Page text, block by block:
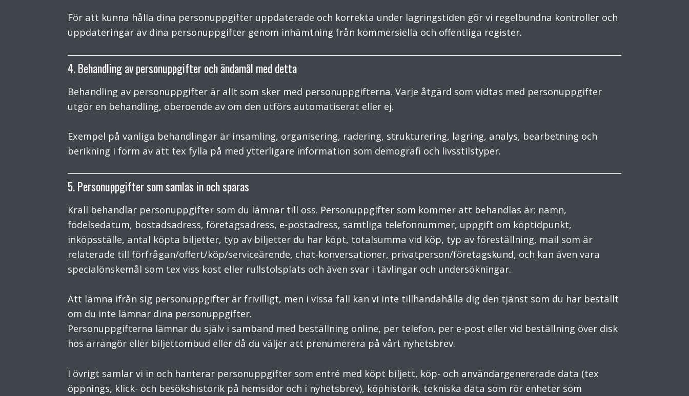
För att kunna hålla dina personuppgifter uppdaterade och korrekta under lagringstiden gör vi regelbundna kontroller och
uppdateringar av dina personuppgifter genom inhämtning från kommersiella och offentliga register.
4. Behandling av personuppgifter och ändamål med detta
Behandling av personuppgifter är allt som sker med personuppgifterna. Varje åtgärd som vidtas med personuppgifter
utgör en behandling, oberoende av om den utförs automatiserat eller ej.
Exempel på vanliga behandlingar är insamling, organisering, radering, strukturering, lagring, analys, bearbetning och
berikning i form av att tex fylla på med ytterligare information som demografi och livsstilstyper.
5. Personuppgifter som samlas in och sparas
Krall behandlar personuppgifter som du lämnar till oss. Personuppgifter som kommer att behandlas är: namn,
födelsedatum, bostadsadress, företagsadress, e-postadress, samtliga telefonnummer, uppgift om köptidpunkt,
inköpsställe, antal köpta biljetter, typ av biljetter du har köpt, totalsumma vid köp, typ av föreställning, mail som är
relaterade till förfrågan/offert/köp/serviceärende, chat-konversationer, privatperson/företagskund, och kan även vara
specialönskemål som tex viss kost eller rullstolsplats och även svar i tävlingar och undersökningar.
Att lämna ifrån sig personuppgifter är frivilligt, men i vissa fall kan vi inte tillhandahålla dig den tjänst som du har beställt
om du inte lämnar dina personuppgifter.
Personuppgifterna lämnar du själv i samband med beställning online, per telefon, per e-post eller vid beställning över disk
hos arrangör eller biljettombud eller då du väljer att prenumerera på vårt nyhetsbrev.
I övrigt samlar vi in och hanterar personuppgifter som entré med köpt biljett, köp- och användargenererade data (tex
öppnings, klick- och besökshistorik på hemsidor och i nyhetsbrev), köphistorik, tekniska data som rör enheter som